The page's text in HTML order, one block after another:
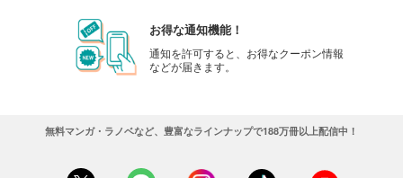
お得な通知機能！
通知を許可すると、お得なクーポン情報
などが届きます。
無料マンガ・ラノベなど、豊富なラインナップで188万冊以上配信中！